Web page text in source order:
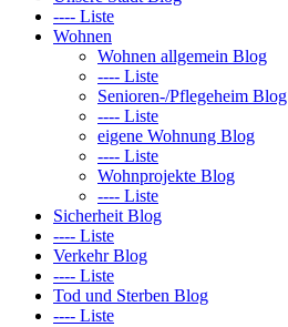
---- Liste
Wohnen
Wohnen allgemein Blog
---- Liste
Senioren-/Pflegeheim Blog
---- Liste
eigene Wohnung Blog
---- Liste
Wohnprojekte Blog
---- Liste
Sicherheit Blog
---- Liste
Verkehr Blog
---- Liste
Tod und Sterben Blog
---- Liste